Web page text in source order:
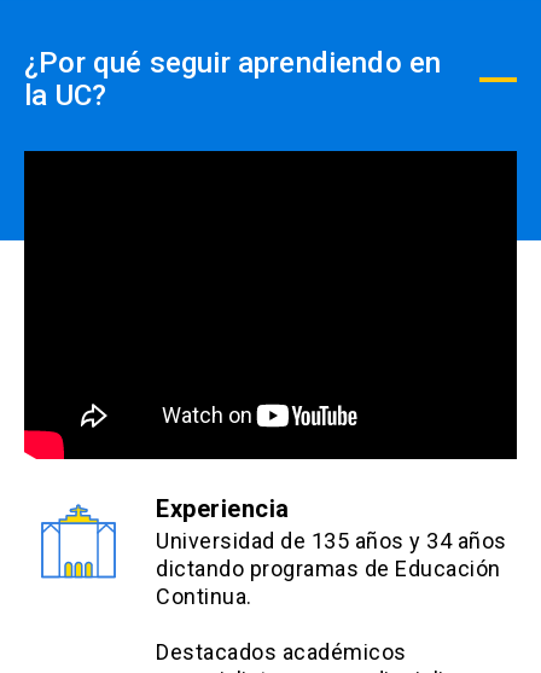
¿Por qué seguir aprendiendo en
la UC?
Experiencia
Universidad de 135 años y 34 años
dictando programas de Educación
Continua.
Destacados académicos